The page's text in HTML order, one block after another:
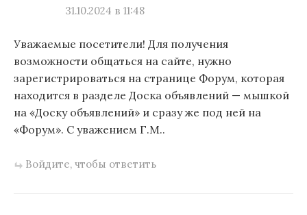
31.10.2024 в 11:48
Уважаемые посетители! Для получения
возможности общаться на сайте, нужно
зарегистрироваться на странице Форум, которая
находится в разделе Доска объявлений — мышкой
на «Доску объявлений» и сразу же под ней на
«Форум». С уважением Г.М..
Войдите, чтобы ответить